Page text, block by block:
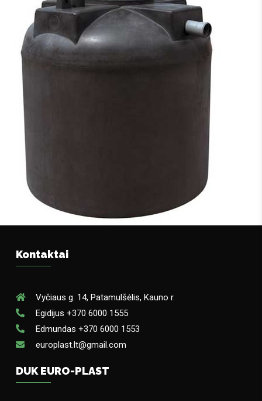
Kontaktai
Vyčiaus g. 14, Patamulšėlis, Kauno r.
Egidijus +370 6000 1555
Edmundas +370 6000 1553
europlast.lt@gmail.com
DUK EURO-PLAST